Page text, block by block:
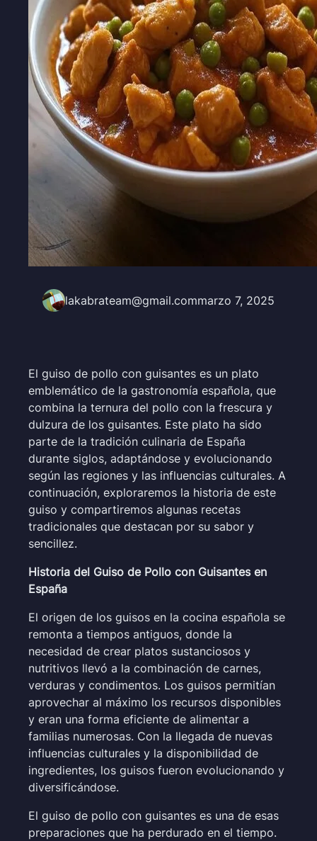
lakabrateam@gmail.commarzo 7, 2025
El guiso de pollo con guisantes es un plato
emblemático de la gastronomía española, que
combina la ternura del pollo con la frescura y
dulzura de los guisantes. Este plato ha sido
parte de la tradición culinaria de España
durante siglos, adaptándose y evolucionando
según las regiones y las influencias culturales. A
continuación, exploraremos la historia de este
guiso y compartiremos algunas recetas
tradicionales que destacan por su sabor y
sencillez.
Historia del Guiso de Pollo con Guisantes en
España
El origen de los guisos en la cocina española se
remonta a tiempos antiguos, donde la
necesidad de crear platos sustanciosos y
nutritivos llevó a la combinación de carnes,
verduras y condimentos. Los guisos permitían
aprovechar al máximo los recursos disponibles
y eran una forma eficiente de alimentar a
familias numerosas. Con la llegada de nuevas
influencias culturales y la disponibilidad de
ingredientes, los guisos fueron evolucionando y
diversificándose.
El guiso de pollo con guisantes es una de esas
preparaciones que ha perdurado en el tiempo.